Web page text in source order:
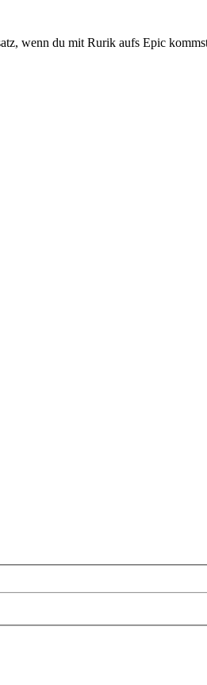
wenn du mit Rurik aufs Epic